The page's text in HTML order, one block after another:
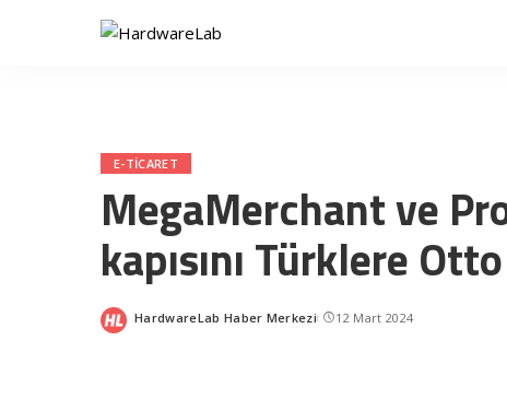
E-TICARET
MegaMerchant ve
kapısını Türklere
Posted
HardwareLab Haber Merkezi 12 Mart 2024